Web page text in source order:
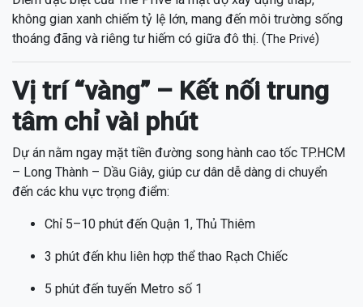
không gian xanh chiếm tỷ lệ lớn, mang đến môi trường sống
thoáng đãng và riêng tư hiếm có giữa đô thị. (The Privé)
Vị trí “vàng” – Kết nối trung
tâm chỉ vài phút
Dự án nằm ngay mặt tiền đường song hành cao tốc TP.HCM
– Long Thành – Dầu Giây, giúp cư dân dễ dàng di chuyển
đến các khu vực trọng điểm:
Chỉ 5–10 phút đến Quận 1, Thủ Thiêm
3 phút đến khu liên hợp thể thao Rạch Chiếc
5 phút đến tuyến Metro số 1